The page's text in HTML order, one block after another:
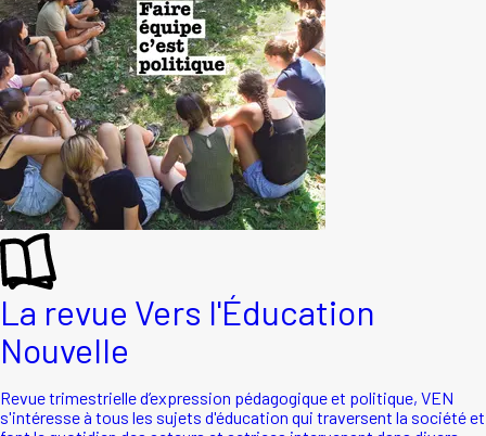
La revue Vers l'Éducation
Nouvelle
Revue trimestrielle d’expression pédagogique et politique, VEN
s'intéresse à tous les sujets d'éducation qui traversent la société et